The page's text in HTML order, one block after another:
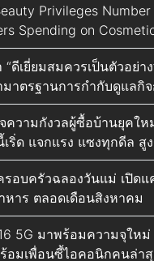
Privileges
Spending on
“ดีเยี่ยมสมควรเป็นตัวอย่า
าตรฐานการกำกับดูแลกิ
ความกังวลผู้ซื้อบ้านยุคใ
ริ่ด แจกแรง แซงทุกดีล สู
อบครัวฉลองวันแม่ เปิด
หาร ตลอดเดือนสิงหาคม
5G มาพร้อมความจุใหม่
อมเพื่อนซี้ไอคอนิกคนล่า